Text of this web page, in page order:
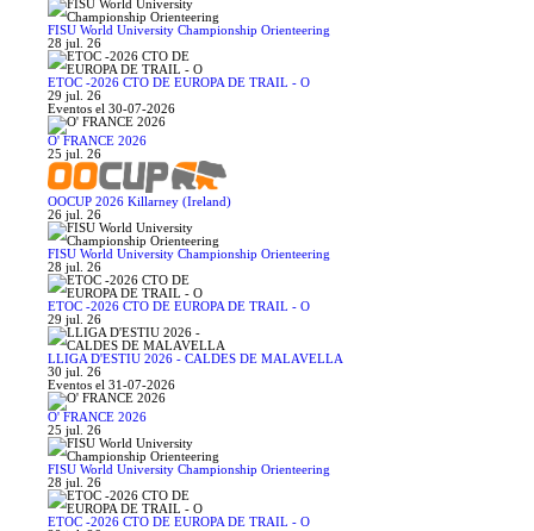
FISU World University Championship Orienteering
28 jul. 26
ETOC -2026 CTO DE EUROPA DE TRAIL - O
29 jul. 26
Eventos el 30-07-2026
O' FRANCE 2026
25 jul. 26
OOCUP 2026 Killarney (Ireland)
26 jul. 26
FISU World University Championship Orienteering
28 jul. 26
ETOC -2026 CTO DE EUROPA DE TRAIL - O
29 jul. 26
LLIGA D'ESTIU 2026 - CALDES DE MALAVELLA
30 jul. 26
Eventos el 31-07-2026
O' FRANCE 2026
25 jul. 26
FISU World University Championship Orienteering
28 jul. 26
ETOC -2026 CTO DE EUROPA DE TRAIL - O